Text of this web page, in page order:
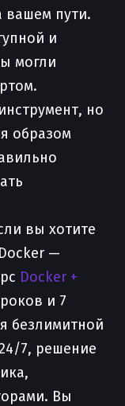
вашем пути.
и
могли
но
образом
вы хотите
—
Docker +
и 7
безлимитной
7, решение
Вы